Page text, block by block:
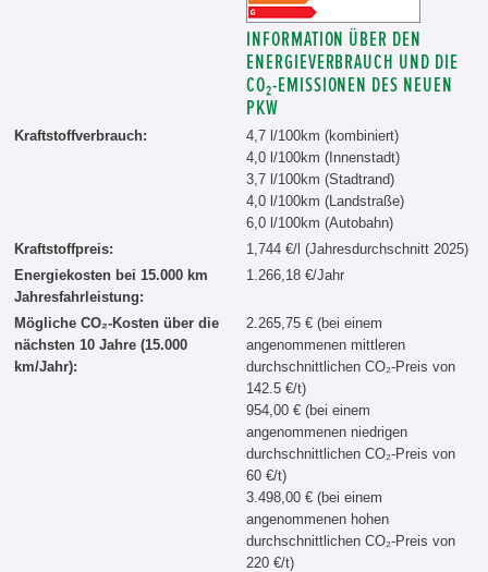
INFORMATION ÜBER DEN
ENERGIEVERBRAUCH UND DIE
CO₂-EMISSIONEN DES NEUEN
PKW
Kraftstoffverbrauch:
4,7 l/100km (kombiniert)
4,0 l/100km (Innenstadt)
3,7 l/100km (Stadtrand)
4,0 l/100km (Landstraße)
6,0 l/100km (Autobahn)
Kraftstoffpreis:
1,744 €/l (Jahresdurchschnitt 2025)
Energiekosten bei 15.000 km
Jahresfahrleistung:
1.266,18 €/Jahr
Mögliche CO₂-Kosten über die
nächsten 10 Jahre (15.000
km/Jahr):
2.265,75 € (bei einem
angenommenen mittleren
durchschnittlichen CO₂-Preis von
142.5 €/t)
954,00 € (bei einem
angenommenen niedrigen
durchschnittlichen CO₂-Preis von
60 €/t)
3.498,00 € (bei einem
angenommenen hohen
durchschnittlichen CO₂-Preis von
220 €/t)